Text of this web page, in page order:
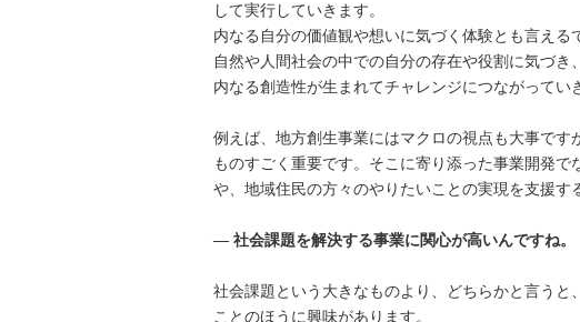
して実行していきます。
内なる自分の価値観や想いに気づく体験とも言える
自然や人間社会の中での自分の存在や役割に気づ
内なる創造性が生まれてチャレンジにつながってい
例えば、地方創生事業にはマクロの視点も大事で
ものすごく重要です。そこに寄り添った事業開発
や、地域住民の方々のやりたいことの実現を支援す
― 社会課題を解決する事業に関心が高いんですね。
社会課題という大きなものより、どちらかと言う
ことのほうに興味があります。